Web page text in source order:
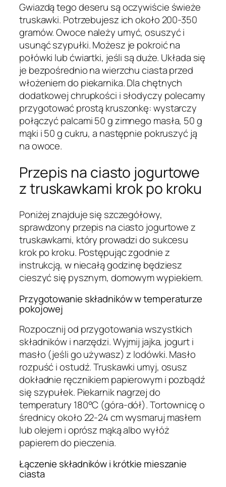
Gwiazdą tego deseru są oczywiście świeże
truskawki. Potrzebujesz ich około 200-350
gramów. Owoce należy umyć, osuszyć i
usunąć szypułki. Możesz je pokroić na
połówki lub ćwiartki, jeśli są duże. Układa się
je bezpośrednio na wierzchu ciasta przed
włożeniem do piekarnika. Dla chętnych
dodatkowej chrupkości i słodyczy polecamy
przygotować prostą kruszonkę: wystarczy
połączyć palcami 50 g zimnego masła, 50 g
mąki i 50 g cukru, a następnie pokruszyć ją
na owoce.
Przepis na ciasto jogurtowe
z truskawkami krok po kroku
Poniżej znajduje się szczegółowy,
sprawdzony przepis na ciasto jogurtowe z
truskawkami, który prowadzi do sukcesu
krok po kroku. Postępując zgodnie z
instrukcją, w niecałą godzinę będziesz
cieszyć się pysznym, domowym wypiekiem.
Przygotowanie składników w temperaturze
pokojowej
Rozpocznij od przygotowania wszystkich
składników i narzędzi. Wyjmij jajka, jogurt i
masło (jeśli go używasz) z lodówki. Masło
rozpuść i ostudź. Truskawki umyj, osusz
dokładnie ręcznikiem papierowym i pozbądź
się szypułek. Piekarnik nagrzej do
temperatury 180°C (góra-dół). Tortownicę o
średnicy około 22-24 cm wysmaruj masłem
lub olejem i oprósz mąką albo wyłóż
papierem do pieczenia.
Łączenie składników i krótkie mieszanie
ciasta